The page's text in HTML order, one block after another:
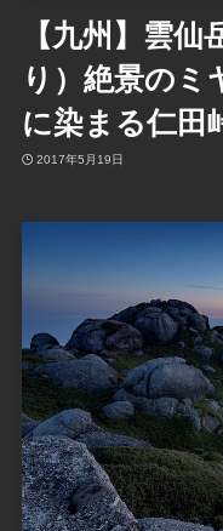
【九州】雲
り）絶景のミ
に染まる仁田
2017年5月19日